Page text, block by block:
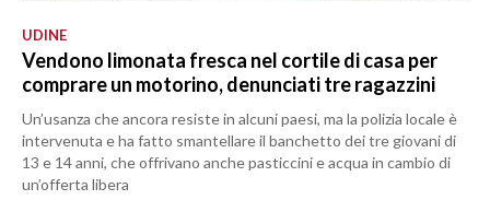
UDINE
Vendono limonata fresca nel cortile di casa per
comprare un motorino, denunciati tre ragazzini
Un’usanza che ancora resiste in alcuni paesi, ma la polizia locale è
intervenuta e ha fatto smantellare il banchetto dei tre giovani di
13 e 14 anni, che offrivano anche pasticcini e acqua in cambio di
un’offerta libera